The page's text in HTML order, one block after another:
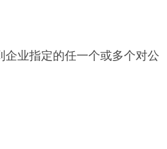
业指定的任一个或多个对公